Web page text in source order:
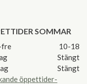
SOMMAR
fre
10-18
Stängt
Stängt
öppettider-